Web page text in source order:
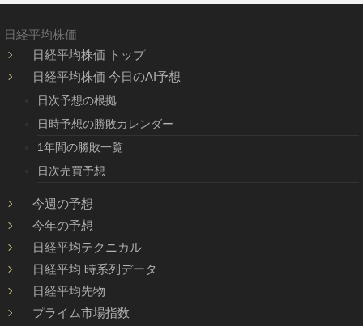
日経平均株価
日経平均株価 トップ
日経平均株価 今日のAI予想
日次予想の根拠
日時予想の勝敗カレンダー
1年間の勝敗一覧
日次売買予想
今週の予想
今年の予想
日経平均テクニカル
日経平均 時系列データ
日経平均先物
プライム市場指数